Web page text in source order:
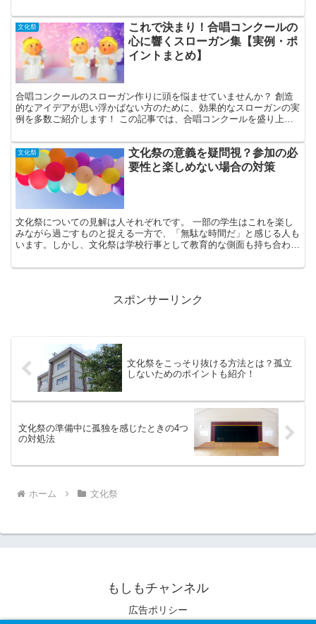
文化祭
これで決まり！合唱コンクールの
心に響くスローガン集【実例・ポ
イントまとめ】
合唱コンクールのスローガン作りに頭を悩ませていませんか？ 創造
的なアイデアが思い浮かばない方のために、効果的なスローガンの実
例を多数ご紹介します！ この記事では、合唱コンクールを盛り上げ
文化祭
文化祭の意義を疑問視？参加の必
要性と楽しめない場合の対策
文化祭についての見解は人それぞれです。 一部の学生はこれを楽し
みながら過ごすものと捉える一方で、「無駄な時間だ」と感じる人も
います。しかし、文化祭は学校行事として教育的な側面も持ち合わせ
スポンサーリンク
文化祭をこっそり抜ける方法とは？孤立
しないためのポイントも紹介！
文化祭の準備中に孤独を感じたときの4つ
の対処法
ホーム 文化祭
もしもチャンネル
広告ポリシー